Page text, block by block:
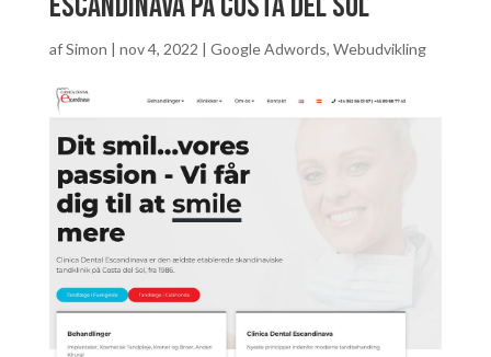
afSimon | nov 4, 2022 | Google Adwords, Webudvikling